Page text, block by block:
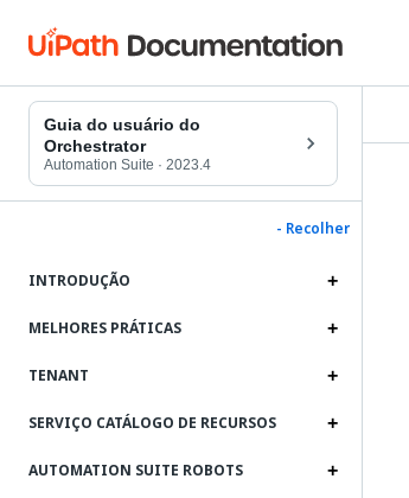
Guia do usuário do
Orchestrator
Automation Suite · 2023.4
- Recolher
INTRODUÇÃO
MELHORES PRÁTICAS
TENANT
SERVIÇO CATÁLOGO DE RECURSOS
AUTOMATION SUITE ROBOTS